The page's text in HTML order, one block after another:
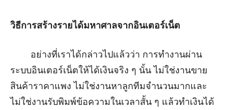
วิธีการสร้างรายได้มหาศาลจากอินเตอร์เน็ต
อย่างที่เราได้กล่าวไปแล้วว่า การทำงานผ่าน
ระบบอินเตอร์เน็ตให้ได้เงินจริง ๆ นั้น ไม่ใช่งานขาย
สินค้าราคาแพง ไม่ใช่งานหาลูกทีมจำนวนมากและ
ไม่ใช่งานรับพิมพ์ข้อความในเวลาสั้น ๆ แล้วทำเงินได้